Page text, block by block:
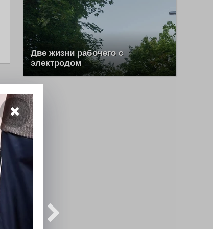
Две жизни рабочего с
электродом